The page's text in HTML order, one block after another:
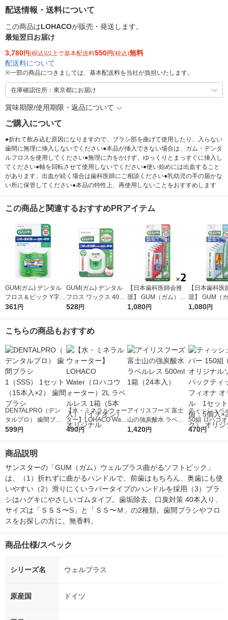
配送情報・送料について
この商品はLOHACOが販売・発送します。
最短翌日お届け
3,780円(税込)以上で基本配送料550円(税込)無料
配送料について
※一部の商品につきましては、基本配送料を当社が負担いたします。
在庫確認住所：東京都にお届け
賞味期限/使用期限・返品について
ご購入について
●折れて飲み込む原因になりますので、ブラシ部を曲げて使用したり、入らない
歯間に無理に挿入しないでください●本品が挿入できない場合は、ガム・デンタ
ルフロスを使用してください●無理に力をかけず、ゆっくりとまっすぐに挿入し
てください●軸を回転させて使用しないでください●使い始めには出血すること
があります。出血が続く場合は歯科医師にご相談ください●乳幼児の手の届かな
い所に保管してください●本品の特性上、再使用しないことをおすすめします
この商品と関連するおすすめPRアイテム
GUM(ガム) デンタル
フロス＆ピック Y字型
糸付きようじ 歯間ケ
361円
GUM(ガム) デンタル
フロス ワックス 40m
サンスター GUM 歯垢
528円
【日本歯科医師会推
奨】 GUM（ガム）歯
間ブラシ L字型 抗菌
1,080円
【日本歯科医
奨】 GUM（
間ブラシ L字
1,080円
こちらの商品もおすすめ
DENTALPRO（デン
タルプロ） 歯間ブラ
シ 1（SSS） 1セット
599円
【水・ミネラルウォー
ター】LOHACO Wate
r（ロハコウォータ
490円
アイリスフーズ 富士
山の強炭酸水 ラベル
レス 500ml 1箱（24
1,420円
ティッシュペ
50組 ロハコ
ルソフトパッ
オリジナル
470円
商品説明
サンスターの「GUM（ガム）ウェルプラス曲がるソフトピック」
は、（1）折れずに曲がるハンドルで、前歯はもちろん、奥歯にも使
いやすい（2）滑りにくいラバータイプのハンドルを採用（3）ブラ
シはハグキにやさしいゴムタイプ。歯垢除去、口臭対策 40本入り、
サイズは「ＳＳＳ〜S」と「ＳＳ〜Ｍ」の2種類。歯間ブラシやフロ
スをお探しの方に。無香料。
商品仕様/スペック
シリーズ名 ウェルプラス
原産国 ドイツ